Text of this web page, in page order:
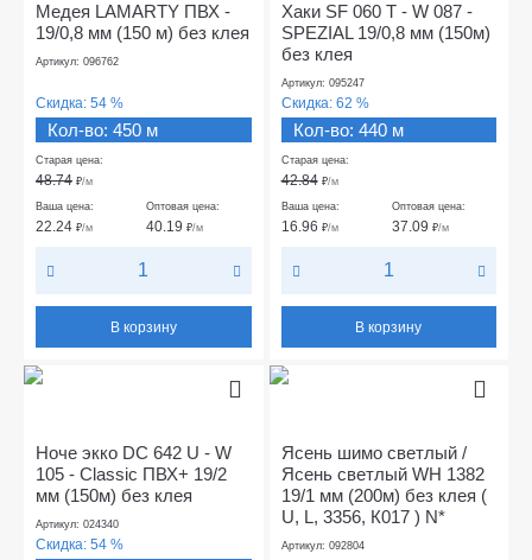
Медея LAMARTY ПВХ -
19/0,8 мм (150 м) без клея
Артикул: 096762
Скидка: 54 %
Кол-во: 450 м
Старая цена:
48.74 ₽/м
Ваша цена:
22.24 ₽/м
Оптовая цена:
40.19₽/м
В корзину
Хаки SF 060 Т - W 087 -
SPEZIAL 19/0,8 мм (150м)
без клея
Артикул: 095247
Скидка: 62 %
Кол-во: 440 м
Старая цена:
42.84 ₽/м
Ваша цена:
16.96 ₽/м
Оптовая цена:
37.09 ₽/м
В корзину
Ноче экко DC 642 U - W
105 - Classic ПВХ+ 19/2
мм (150м) без клея
Артикул: 024340
Скидка: 54 %
Ясень шимо светлый /
Ясень светлый WH 1382
19/1 мм (200м) без клея (
U, L, 3356, К017 ) N*
Артикул: 092804